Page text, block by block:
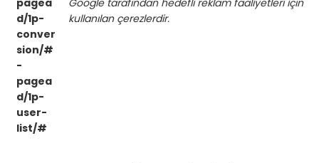
pagea
d/1p-
conver
sion/#
-
pagea
d/1p-
user-
list/#
Google tarafından hedefli reklam faaliyetleri için
kullanılan çerezlerdir.